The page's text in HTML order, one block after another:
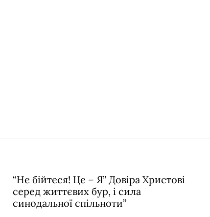
“Не бійтеся! Це – Я” Довіра Христові
серед життєвих бур, і сила
синодальної спільноти”